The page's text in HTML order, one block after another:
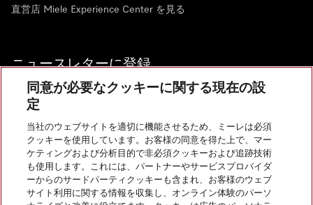
直営店 Miele Experience Center を見る
ニュースレターに登録
お問い合わせ
InstagramのMiele
YoutubeのMiele
同意が必要なクッキーに関する現在の設
定
当社のウェブサイトを適切に機能させるため、ミーレは必須
クッキーを使用しています。お客様の同意を得た上で、マー
ケティングおよび分析目的で非必須クッキーおよび追跡技術
も使用します。これには、パートナーやサービスプロバイダ
ーからのサードパーティクッキーも含まれ、お客様のウェブ
サイト利用に関する情報を収集し、オンライン体験のパーソ